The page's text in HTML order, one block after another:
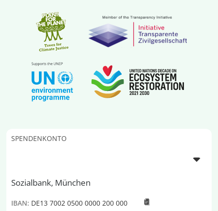
SPENDENKONTO
Sozialbank, München
IBAN: DE13 7002 0500 0000 200 000